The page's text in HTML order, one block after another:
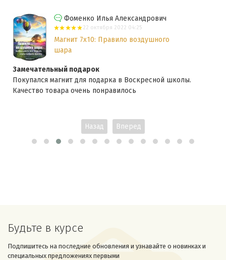
Фоменко Илья Александрович
22 октября 2022 04:25
Магнит 7x10: Правило воздушного
шара
Замечательный подарок
Покупался магнит для подарка в Воскресной школы.
Качество товара очень понравилось
Назад Вперед
Будьте в курсе
Подпишитесь на последние обновления и узнавайте о новинках и
специальных предложениях первыми